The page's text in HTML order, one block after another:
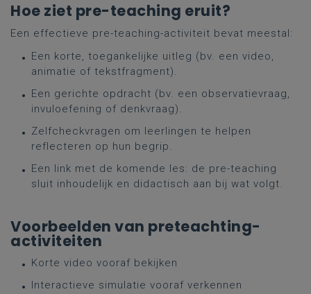
Hoe ziet pre-teaching eruit?
Een effectieve pre-teaching-activiteit bevat meestal:
Een korte, toegankelijke uitleg (bv. een video,
animatie of tekstfragment).
Een gerichte opdracht (bv. een observatievraag,
invuloefening of denkvraag).
Zelfcheckvragen om leerlingen te helpen
reflecteren op hun begrip.
Een link met de komende les: de pre-teaching
sluit inhoudelijk en didactisch aan bij wat volgt.
Voorbeelden van preteachting-
activiteiten
Korte video vooraf bekijken
Interactieve simulatie vooraf verkennen